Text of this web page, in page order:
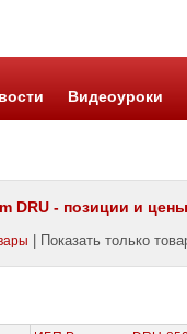
Видеоуроки
DRU - позиции и цены
| Показать только